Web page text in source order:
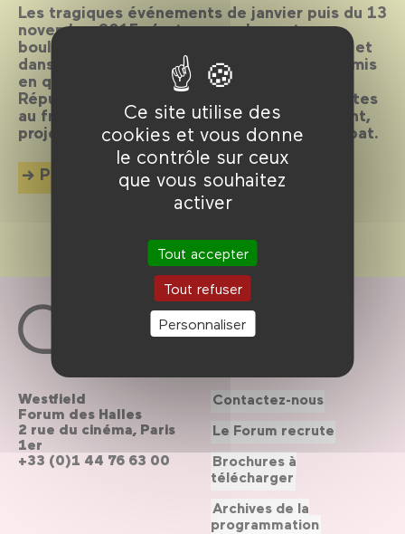
Ce site utilise des
cookies et vous donne
le contrôle sur ceux
que vous souhaitez
activer
Tout accepter
Tout refuser
Personnaliser
Les tragiques événements de janvier puis du 13
novembre 2015 n’ont pas seulement
bouleversé des millions de gens, en France et
dans le monde : ils ont aussi rappelé - et remis
en question - les valeurs fondatrices de la
République, héritées des Lumières et inscrites
au fronton des écoles. Sept semaines durant,
projections et rencontres prolongent le débat.
Plus d'info
Westfield
Forum des Halles
2 rue du cinéma, Paris
1er
+33 (0)1 44 76 63 00
Contactez-nous
Le Forum recrute
Brochures à
télécharger
Archives de la
programmation